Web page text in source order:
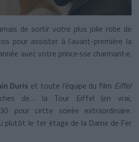
de sortir votre plus jolie robe de
pour assister à l'avant-première la
avec votre prince·sse charmant·e.
Duris et toute l’équipe du film Eiffel
de… la Tour Eiffel (en vrai,
pour cette soirée extraordinaire.
plutôt le 1er étage de la Dame de Fer